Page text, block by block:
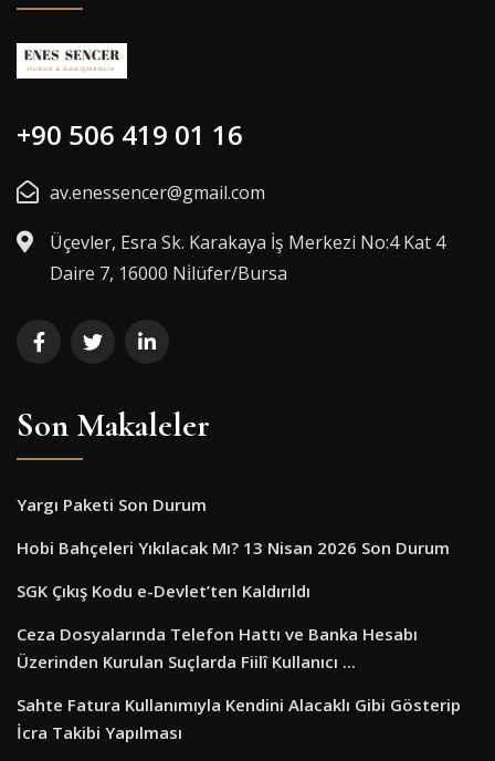
+90 506 419 01 16
av.enessencer@gmail.com
Üçevler, Esra Sk. Karakaya İş Merkezi No:4 Kat 4
Daire 7, 16000 Ni̇lüfer/Bursa
Son Makaleler
Yargı Paketi Son Durum
Hobi Bahçeleri Yıkılacak Mı? 13 Nisan 2026 Son Durum
SGK Çıkış Kodu e-Devlet’ten Kaldırıldı
Ceza Dosyalarında Telefon Hattı ve Banka Hesabı
Üzerinden Kurulan Suçlarda Fiilî Kullanıcı ...
Sahte Fatura Kullanımıyla Kendini Alacaklı Gibi Gösterip
İcra Takibi Yapılması